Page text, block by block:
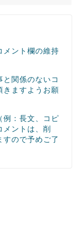
メント欄の維持
関係のないコ
きますようお願
例：長文、コピ
ントは、削
すので予めご了